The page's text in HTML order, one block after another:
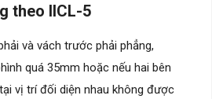
theo IICL-5
và vách trước phải phẳng,
quá 35mm hoặc nếu hai bên
vị trí đối diện nhau không được